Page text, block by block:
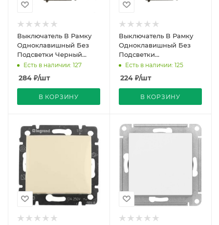
Выключатель В Рамку
Одноклавишный Без
Подсветки Черный
матовый IP20 10А 250В
Zena Vega El-BI
Есть в наличии: 127
284 ₽/шт
В КОРЗИНУ
Выключатель В Рамку
Одноклавишный Без
Подсветки
Белоснежный IP20 10А
250В Zena Vega El-BI
Есть в наличии: 125
224 ₽/шт
В КОРЗИНУ